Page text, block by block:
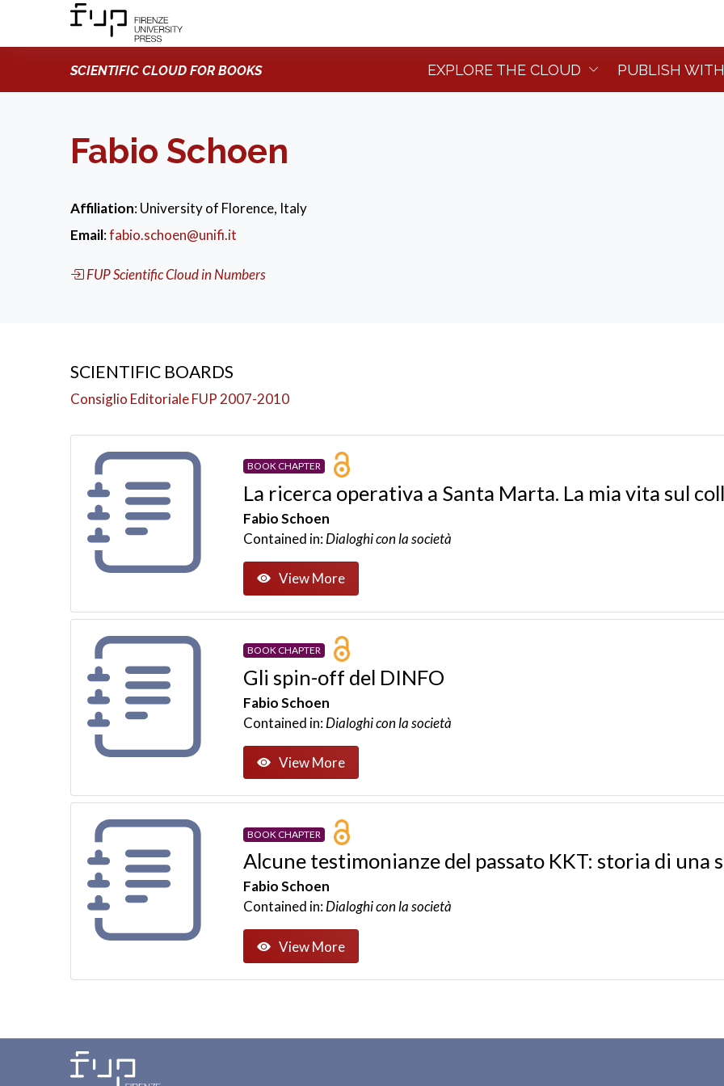
SCIENTIFIC CLOUD FOR BOOKS EXPLORE THE CLOUD PUBLISH
Fabio Schoen
Affiliation: University of Florence, Italy
Email:fabio.schoen@unifi.it
FUP Scientific Cloud in Numbers
SCIENTIFIC BOARDS
Consiglio Editoriale FUP 2007-2010
BOOK CHAPTER
La ricerca operativa a Santa Marta. La mia vita sul
Fabio Schoen
Contained in:Dialoghi con la società
View More
BOOK CHAPTER
Gli spin-off del DINFO
Fabio Schoen
Contained in:Dialoghi con la società
View More
BOOK CHAPTER
Alcune testimonianze del passato KKT: storia di una
Fabio Schoen
Contained in:Dialoghi con la società
View More